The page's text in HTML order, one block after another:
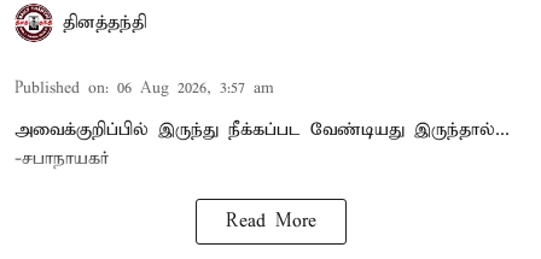
தினத்தந்தி
Published on: 06 Aug 2026, 3:57 am
அவைக்குறிப்பில் இருந்து நீக்கப்பட வேண்டியது இருந்தால்...
-சபாநாயகர்
Read More